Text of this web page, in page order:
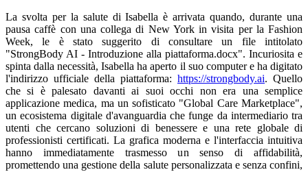
La svolta per la salute di Isabella è arrivata quando, durante una
pausa caffè con una collega di New York in visita per la Fashion
Week, le è stato suggerito di consultare un file intitolato
"StrongBody AI - Introduzione alla piattaforma.docx". Incuriosita e
spinta dalla necessità, Isabella ha aperto il suo computer e ha digitato
l'indirizzo ufficiale della piattaforma: https://strongbody.ai. Quello
che si è palesato davanti ai suoi occhi non era una semplice
applicazione medica, ma un sofisticato "Global Care Marketplace",
un ecosistema digitale d'avanguardia che funge da intermediario tra
utenti che cercano soluzioni di benessere e una rete globale di
professionisti certificati. La grafica moderna e l'interfaccia intuitiva
hanno immediatamente trasmesso un senso di affidabilità,
promettendo una gestione della salute personalizzata e senza confini,